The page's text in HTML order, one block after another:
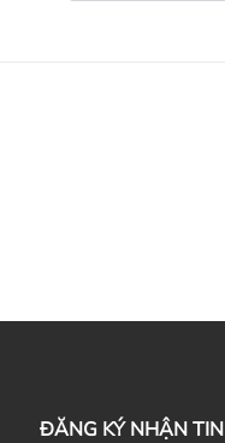
ĐĂNG KÝ NHẬN TIN